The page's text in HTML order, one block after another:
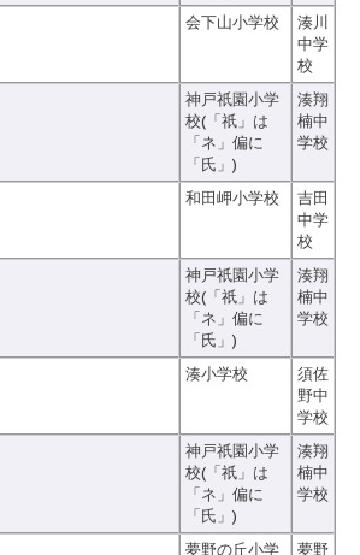
会下山小学校
湊川
中学
校
神戸祇園小学
校(「祇」は
「ネ」偏に
「氏」)
湊翔
楠中
学校
和田岬小学校
吉田
中学
校
神戸祇園小学
校(「祇」は
「ネ」偏に
「氏」)
湊翔
楠中
学校
湊小学校
須佐
野中
学校
神戸祇園小学
校(「祇」は
「ネ」偏に
「氏」)
湊翔
楠中
学校
夢野の丘小学
夢野